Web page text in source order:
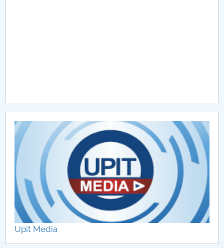
Chestionar angajabilitate ALUMNI – UPB
CAR2026
MENIU CANTINA
Descriere
Conducere
Structură
Upit Media